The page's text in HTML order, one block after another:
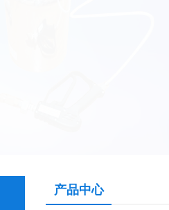
产品中心